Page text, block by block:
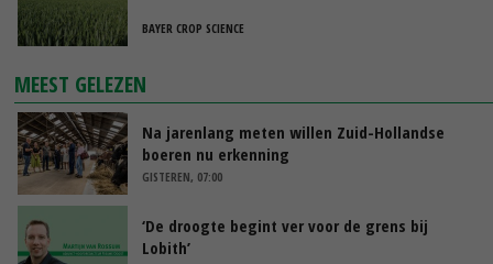
BAYER CROP SCIENCE
MEEST GELEZEN
Na jarenlang meten willen Zuid-Hollandse
boeren nu erkenning
GISTEREN, 07:00
‘De droogte begint ver voor de grens bij
Lobith’